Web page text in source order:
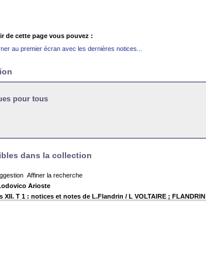
de cette page vous pouvez :
au premier écran avec les dernières notices...
pour tous
dans la collection
Affiner la recherche
Arioste
XII. T 1 : notices et notes de L.Flandrin / L VOLTAIRE ; FLANDRIN